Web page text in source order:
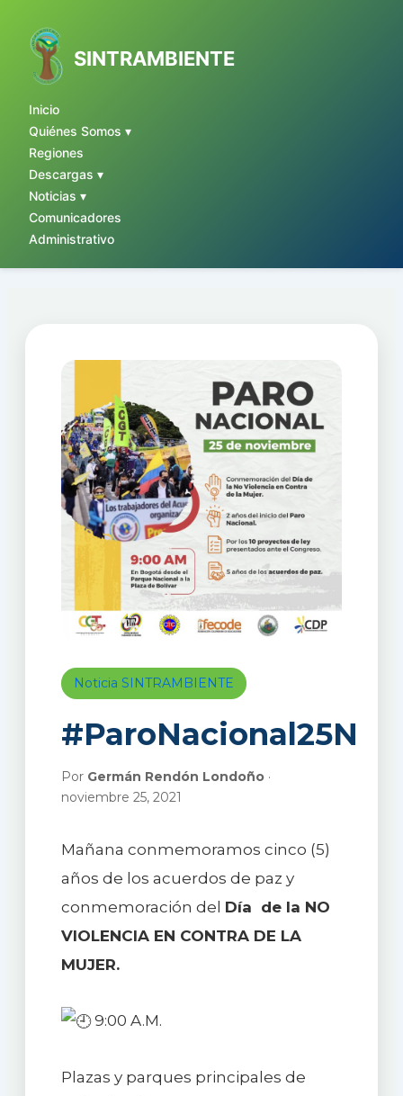
SINTRAMBIENTE
Inicio
Quiénes Somos ▾
Regiones
Descargas ▾
Noticias ▾
Comunicadores
Administrativo
contenido
Noticia SINTRAMBIENTE
#ParoNacional25N
Por Germán Rendón Londoño·
noviembre 25, 2021
Mañana conmemoramos cinco (5)
años de los acuerdos de paz y
conmemoración del Día de la NO
VIOLENCIA EN CONTRA DE LA
MUJER.
9:00 A.M.
Plazas y parques principales de